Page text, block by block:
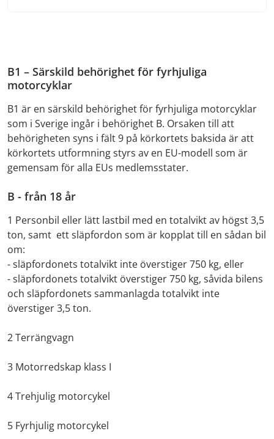
B1 – Särskild behörighet för fyrhjuliga
motorcyklar
B1 är en särskild behörighet för fyrhjuliga motorcyklar
som i Sverige ingår i behörighet B. Orsaken till att
behörigheten syns i fält 9 på körkortets baksida är att
körkortets utformning styrs av en EU-modell som är
gemensam för alla EUs medlemsstater.
B - från 18 år
1 Personbil eller lätt lastbil med en totalvikt av högst 3,5
ton, samt ett släpfordon som är kopplat till en sådan bil
om:
- släpfordonets totalvikt inte överstiger 750 kg, eller
- släpfordonets totalvikt överstiger 750 kg, såvida bilens
och släpfordonets sammanlagda totalvikt inte
överstiger 3,5 ton.
2 Terrängvagn
3 Motorredskap klass I
4 Trehjulig motorcykel
5 Fyrhjulig motorcykel